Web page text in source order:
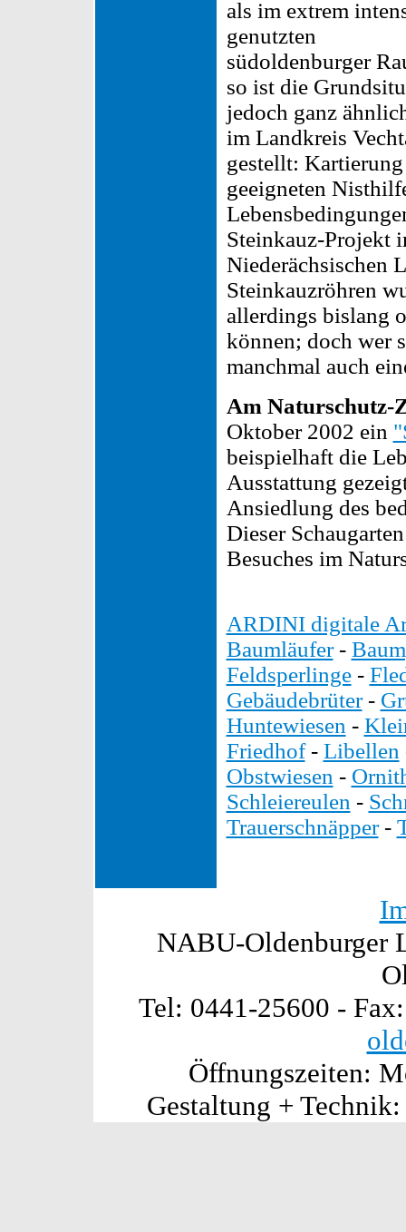
als im extrem
genutzten
südoldenburger
so ist die
jedoch ganz
im Landkreis
gestellt:
geeigneten
Steinkauz-Projekt
Niederächsischen
Steinkauzröhren
allerdings bislang
können; doch wer
manchmal auch
Am Naturschutz-
Oktober 2002 ein
beispielhaft die
Ausstattung
Ansiedlung des
Dieser
Besuches im
ARDINI digitale
Baumläufer-
Feldsperlinge-
Gebäudebrüter-
Huntewiesen -
Friedhof- Libellen
Obstwiesen -
Schleiereulen -
Trauerschnäpper-
NABU-Oldenburger
Tel: 0441-25600 -
Öffnungszeiten:
Gestaltung +